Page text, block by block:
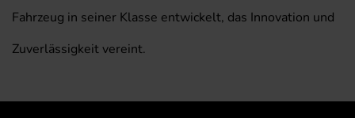
Fahrzeug in seiner Klasse entwickelt, das Innovation und
Zuverlässigkeit vereint.